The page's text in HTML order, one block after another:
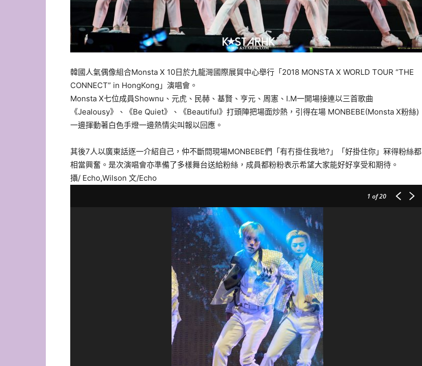
韓國人氣偶像組合Monsta X 10日於九龍灣國際展貿中心舉行「2018 MONSTA X WORLD TOUR “THE
CONNECT” in HongKong」演唱會。
Monsta X七位成員Shownu、元虎、民赫、基賢、亨元、周憲、I.M一開場接連以三首歌曲
《Jealousy》、《Be Quiet》、《Beautiful》打頭陣把場面炒熱，引得在場 MONBEBE(Monsta X粉絲)
一邊揮動著白色手燈一邊熱情尖叫報以回應。
其後7人以廣東話逐一介紹自己，仲不斷問現場MONBEBE們「有冇掛住我地?」「好掛住你」冧得粉絲都
相當興奮。是次演唱會亦準備了多樣舞台送給粉絲，成員都粉粉表示希望大家能好好享受和期待。
攝/ Echo,Wilson 文/Echo
1 of 20